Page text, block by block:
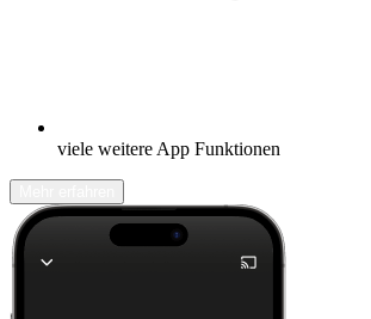
viele weitere App Funktionen